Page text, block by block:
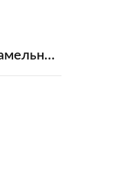
Чизкейк карамельный